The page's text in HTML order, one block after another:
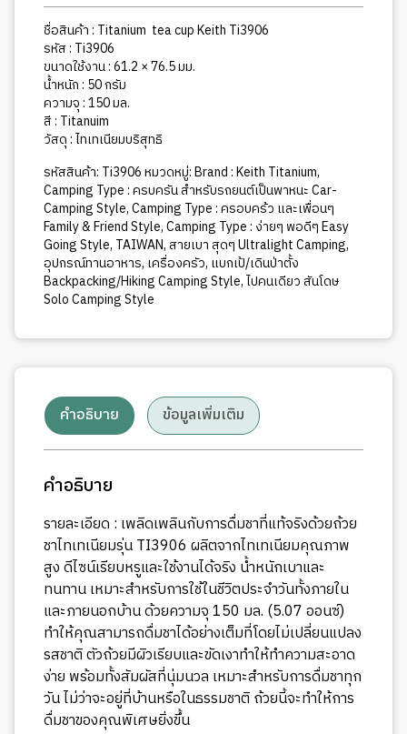
ชื่อสินค้า : Titanium tea cup Keith Ti3906
รหัส : Ti3906
ขนาดใช้งาน : 61.2 × 76.5 มม.
น้ำหนัก : 50 กรัม
ความจุ : 150 มล.
สี : Titanuim
วัสดุ : ไทเทเนียมบริสุทธิ
รหัสสินค้า: Ti3906หมวดหมู่:Brand : Keith Titanium,
Camping Type : ครบครัน สำหรับรถยนต์เป็นพาหนะ Car-
Camping Style,Camping Type : ครอบคร้ว และเพื่อนๆ
Family & Friend Style,Camping Type : ง่ายๆ พอดีๆ Easy
Going Style, TAIWAN,สายเบา สุดๆ Ultralight Camping,
อุปกรณ์ทานอาหาร, เครื่องครัว, แบกเป้/เดินป่าตั้ง
Backpacking/Hiking Camping Style,ไปคนเดียว สันโดษ
Solo Camping Style
คำอธิบาย ข้อมูลเพิ่มเติม
คำอธิบาย
รายละเอียด : เพลิดเพลินกับการดื่มชาที่แท้จริงด้วยถ้วย
ชาไทเทเนียมรุ่น TI3906 ผลิตจากไทเทเนียมคุณภาพ
สูง ดีไซน์เรียบหรูและใช้งานได้จริง น้ำหนักเบาและ
ทนทาน เหมาะสำหรับการใช้ในชีวิตประจำวันทั้งภายใน
และภายนอกบ้าน ด้วยความจุ 150 มล. (5.07 ออนซ์)
ทำให้คุณสามารถดื่มชาได้อย่างเต็มที่โดยไม่เปลี่ยนแปลง
รสชาติ ตัวถ้วยมีผิวเรียบและขัดเงาทำให้ทำความสะอาด
ง่าย พร้อมทั้งสัมผัสที่นุ่มนวล เหมาะสำหรับการดื่มชาทุก
วัน ไม่ว่าจะอยู่ที่บ้านหรือในธรรมชาติ ถ้วยนี้จะทำให้การ
ดื่มชาของคุณพิเศษยิ่งขึ้น